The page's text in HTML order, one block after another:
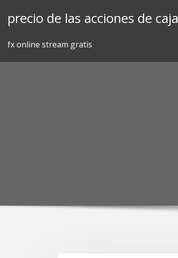
precio de las acciones de caja
fx online stream gratis